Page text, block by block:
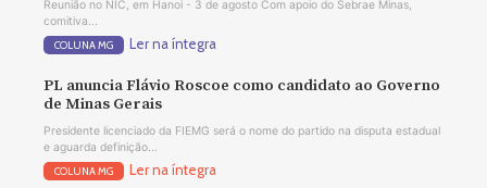
Reunião no NIC, em Hanoi - 3 de agosto Com apoio do Sebrae Minas,
comitiva...
COLUNA MG Ler na íntegra
PL anuncia Flávio Roscoe como candidato ao Governo
de Minas Gerais
Presidente licenciado da FIEMG será o nome do partido na disputa estadual
e aguarda definição...
COLUNA MG Ler na íntegra